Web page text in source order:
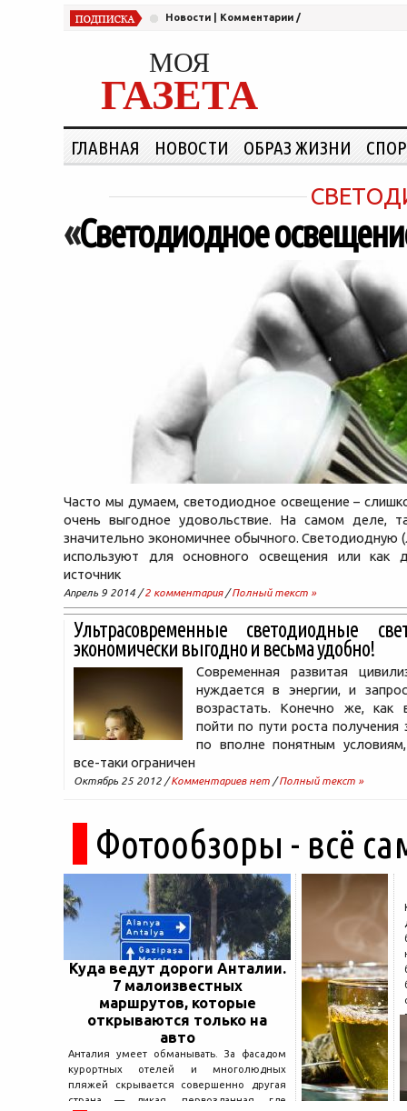
Новости Комментарии /
МОЯ
ГАЗЕТА
ГЛАВНАЯ НОВОСТИ ОБРАЗ ЖИЗНИ
«Светодиодное
Часто мы думаем, светодиодное освещение –
очень выгодное удовольствие. На самом деле,
значительно экономичнее обычного. Светодиодную
используют для основного освещения или как
источник
Апрель 9 2014 /2 комментария/Полный текст »
Ультрасовременные светодиодные
экономически выгодно и весьма удобно!
Современная развитая
нуждается в энергии, и
возрастать. Конечно же, как
пойти по пути роста получения
по вполне понятным
все-таки ограничен
Октябрь 25 2012 /Комментариев нет /Полный текст »
Фотообзоры - всё
Куда ведут дороги Анталии.
7 малоизвестных
маршрутов, которые
открываются только на
авто
Анталия умеет обманывать. За фасадом
курортных отелей и многолюдных
пляжей скрывается совершенно другая
страна — дикая, первозданная, где